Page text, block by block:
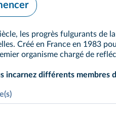
les progrès fulgurants de
Créé en France en 1983
organisme chargé de
incarnez différents